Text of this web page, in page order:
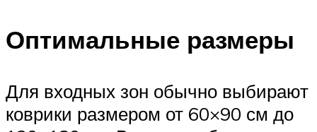
Оптимальные размеры
Для входных зон обычно выбирают
коврики размером от 60×90 см до